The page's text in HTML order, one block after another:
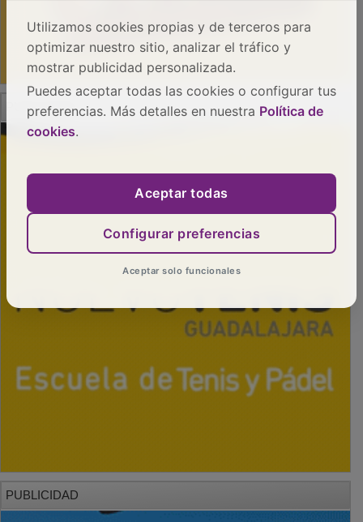
PUBLICIDAD
Utilizamos cookies propias y de terceros para
optimizar nuestro sitio, analizar el tráfico y
mostrar publicidad personalizada.
Puedes aceptar todas las cookies o configurar tus
preferencias. Más detalles en nuestra Política de
cookies.
Aceptar todas
Configurar preferencias
Aceptar solo funcionales